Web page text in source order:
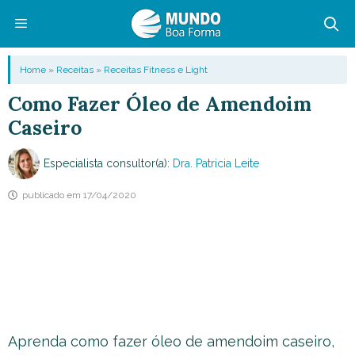
conteúdo
Menu
Home » Receitas » Receitas Fitness e Light
Como Fazer Óleo de Amendoim
Caseiro
Especialista consultor(a): Dra. Patricia Leite
publicado em 17/04/2020
Aprenda como fazer óleo de amendoim caseiro,